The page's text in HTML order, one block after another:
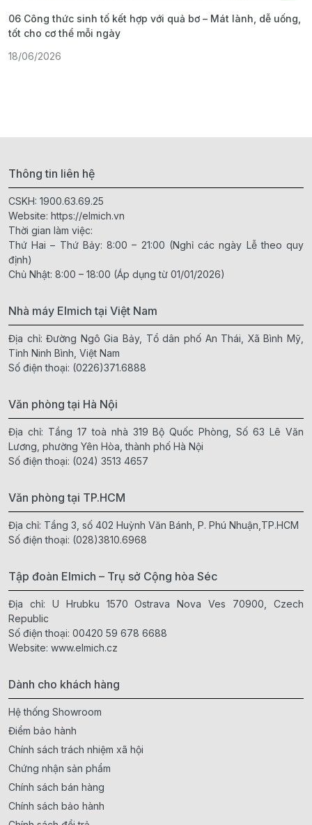
06 Công thức sinh tố kết hợp với quả bơ – Mát lành, dễ uống,
tốt cho cơ thể mỗi ngày
18/06/2026
Thông tin liên hệ
CSKH: 1900.63.69.25
Website: https://elmich.vn
Thời gian làm việc:
Thứ Hai – Thứ Bảy: 8:00 – 21:00 (Nghỉ các ngày Lễ theo quy
định)
Chủ Nhật: 8:00 – 18:00 (Áp dụng từ 01/01/2026)
Nhà máy Elmich tại Việt Nam
Địa chỉ: Đường Ngô Gia Bảy, Tổ dân phố An Thái, Xã Bình Mỹ,
Tỉnh Ninh Bình, Việt Nam
Số điện thoại: (0226)371.6888
Văn phòng tại Hà Nội
Địa chỉ: Tầng 17 toà nhà 319 Bộ Quốc Phòng, Số 63 Lê Văn
Lương, phường Yên Hòa, thành phố Hà Nội
Số điện thoại: (024) 3513 4657
Văn phòng tại TP.HCM
Địa chỉ: Tầng 3, số 402 Huỳnh Văn Bánh, P. Phú Nhuận,TP.HCM
Số điện thoại: (028)3810.6968
Tập đoàn Elmich – Trụ sở Cộng hòa Séc
Địa chỉ: U Hrubku 1570 Ostrava Nova Ves 70900, Czech
Republic
Số điện thoại: 00420 59 678 6688
Website: www.elmich.cz
Dành cho khách hàng
Hệ thống Showroom
Điểm bảo hành
Chính sách trách nhiệm xã hội
Chứng nhận sản phẩm
Chính sách bán hàng
Chính sách bảo hành